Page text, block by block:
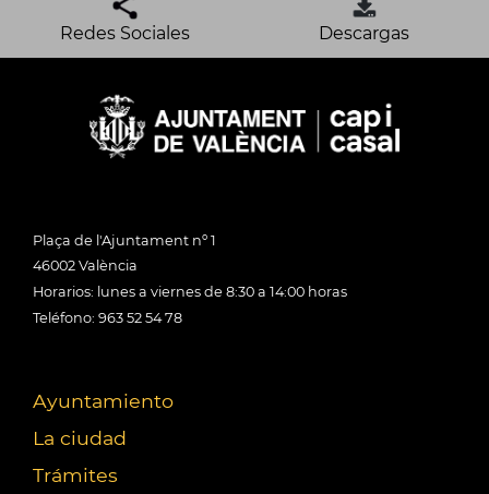
Redes Sociales Descargas
Plaça de l'Ajuntament nº 1
46002 València
Horarios: lunes a viernes de 8:30 a 14:00 horas
Teléfono: 963 52 54 78
Ayuntamiento
La ciudad
Trámites